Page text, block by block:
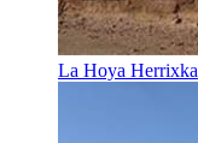
La Hoya Herrixka